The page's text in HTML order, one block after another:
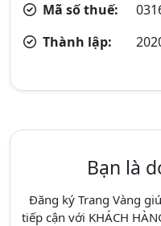
Mã số thuế:
Thành lập:
Bạn là
Đăng ký Trang Vàng
tiếp cận với KHÁCH